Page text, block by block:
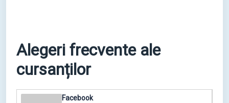
Alegeri frecvente ale
cursanților
Facebook